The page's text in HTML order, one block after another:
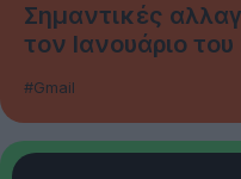
Σημαντικές
τον Ιανουάριο
#Gmail